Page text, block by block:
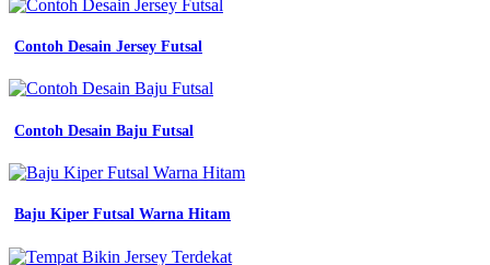
Contoh Desain Jersey Futsal
Contoh Desain Baju Futsal
Baju Kiper Futsal Warna Hitam